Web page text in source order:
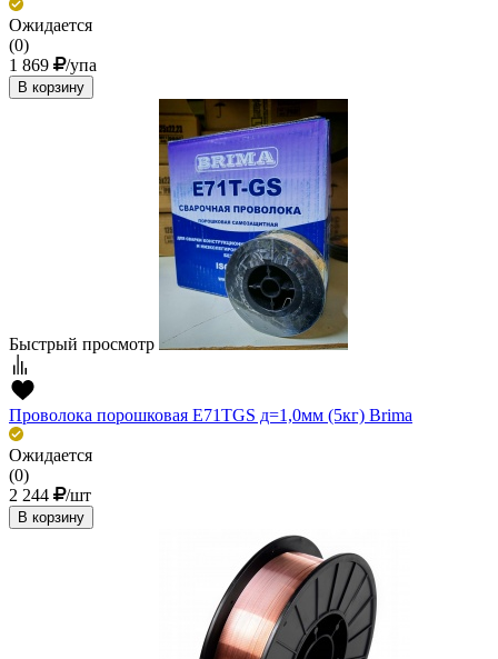
Ожидается
(0)
1 869
/упа
В корзину
Быстрый просмотр
Проволока порошковая E71TGS д=1,0мм (5кг) Brima
Ожидается
(0)
2 244
/шт
В корзину